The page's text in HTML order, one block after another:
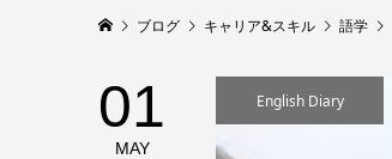
ブログ キャリア&スキル 語学
01
MAY
English Diary